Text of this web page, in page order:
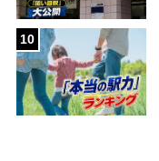
10